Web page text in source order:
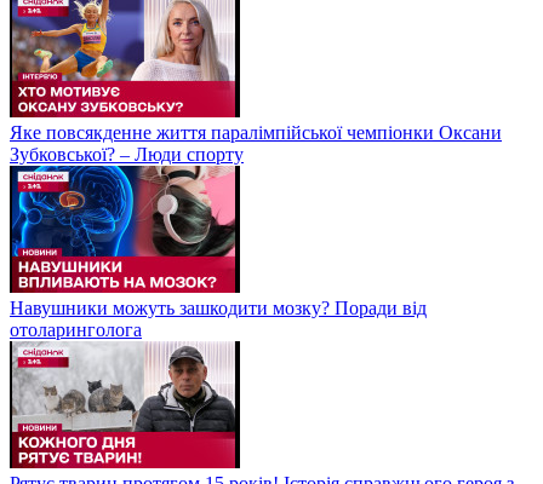
Яке повсякденне життя паралімпійської чемпіонки Оксани
Зубковської? – Люди спорту
Навушники можуть зашкодити мозку? Поради від
отоларинголога